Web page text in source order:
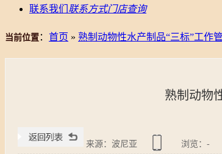
联系我们 联系方式门店查询
当前位置 ： 首页 » 熟制动物性水产制品“三标”工作
熟制动物
来源：波尼亚 浏览： -